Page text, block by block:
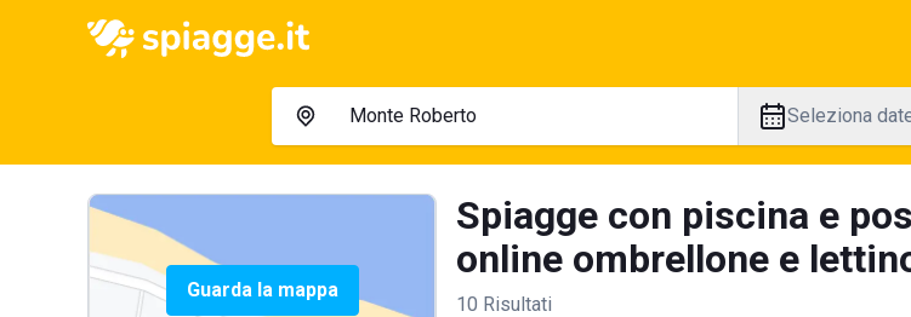
Seleziona
Guarda la mappa
Spiagge con piscina e
online ombrellone e
10 Risultati